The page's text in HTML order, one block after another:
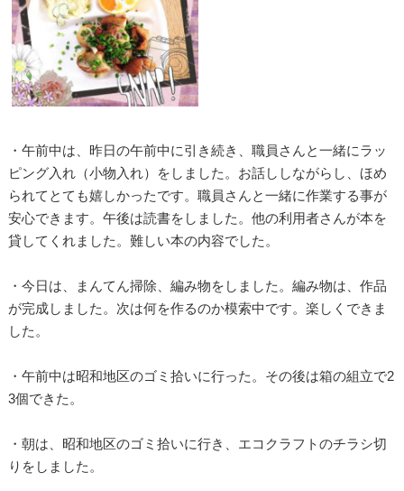
・午前中は、昨日の午前中に引き続き、職員さんと一緒にラッ
ピング入れ（小物入れ）をしました。お話ししながらし、ほめ
られてとても嬉しかったです。職員さんと一緒に作業する事が
安心できます。午後は読書をしました。他の利用者さんが本を
貸してくれました。難しい本の内容でした。
・今日は、まんてん掃除、編み物をしました。編み物は、作品
が完成しました。次は何を作るのか模索中です。楽しくできま
した。
・午前中は昭和地区のゴミ拾いに行った。その後は箱の組立で2
3個できた。
・朝は、昭和地区のゴミ拾いに行き、エコクラフトのチラシ切
りをしました。